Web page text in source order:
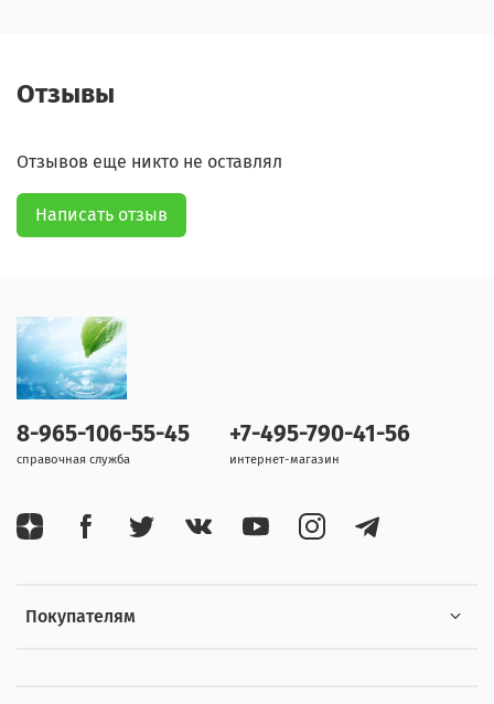
Отзывы
Отзывов еще никто не оставлял
Написать отзыв
Покупателям
8-965-106-55-45
справочная служба
+7-495-790-41-56
интернет-магазин